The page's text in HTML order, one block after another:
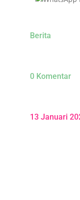
Berita
0 Komentar
13 Januari